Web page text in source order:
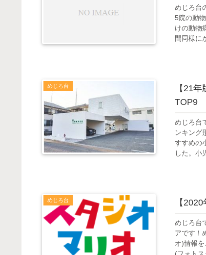
めじろ台
5院の動
けの動物
間同様に
めじろ台
【21
TOP9
めじろ台
ンキング
すすめの
した。小
めじろ台 【
めじろ台
アです！
オ)情報
(フォトス